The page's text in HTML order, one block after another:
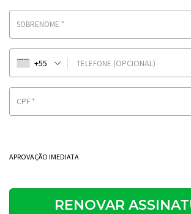
SOBRENOME *
TELEFONE (OPCIONAL)
+55
CPF *
APROVAÇÃO IMEDIATA
RENOVAR